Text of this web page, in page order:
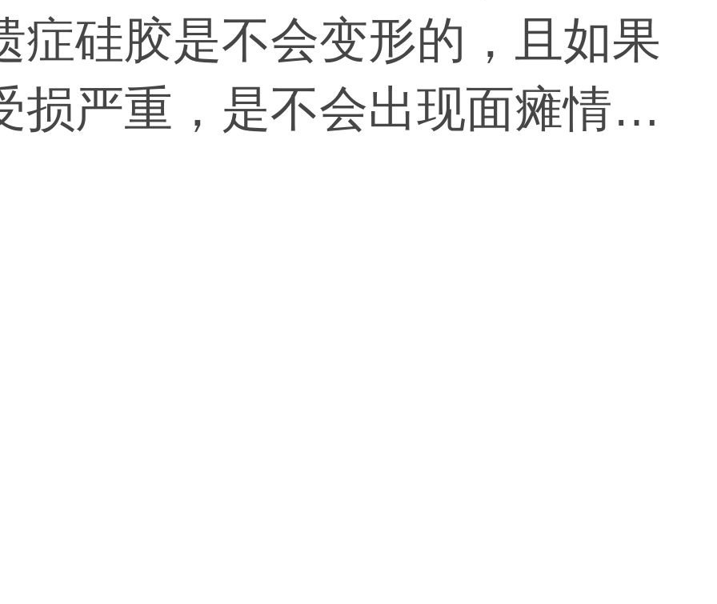
症硅胶是不会变形的，且如果
损严重，是不会出现面瘫情况